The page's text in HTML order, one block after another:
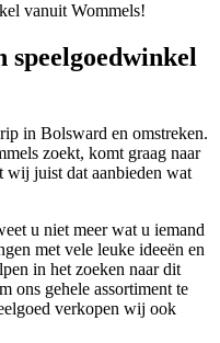
vanuit Wommels!
in Bolsward en omstreken.
zoekt, komt graag naar
wij juist dat aanbieden wat
u niet meer wat u iemand
met vele leuke ideeën en
in het zoeken naar dit
ons gehele assortiment te
verkopen wij ook